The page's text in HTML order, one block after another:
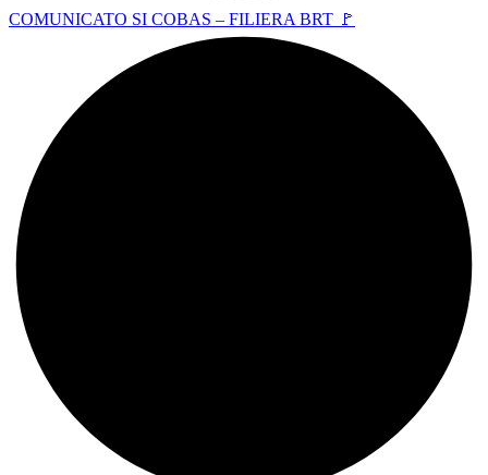
COMUNICATO SI COBAS – FILIERA BRT 🚩